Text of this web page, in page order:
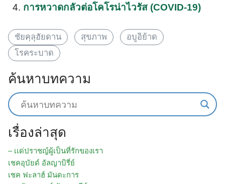
Search
for:
การหวาดกลัวต่อโคโรน่าไวรัส (COVID-19)
ชัยคฺลุฮัยดาน สุขภาพ
อบูอิย้าด
โรคระบาด
ค้นหาบทความ
เรื่องล่าสุด
– เเด่ปราชญ์ผู้เป็นที่รักของเรา
เชคอุบัยด์ อัลญาบิรี่ย์
เชค ฟะลาฮ์ มันดะการ